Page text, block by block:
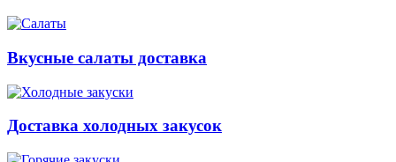
Вкусные салаты доставка
Доставка холодных закусок